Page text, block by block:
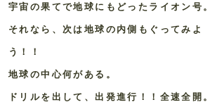
宇宙の果てで地球にもどったライオン号。
それなら、次は地球の内側もぐってみよ
う！！
地球の中心何がある。
ドリルを出して、出発進行！！全速全開。